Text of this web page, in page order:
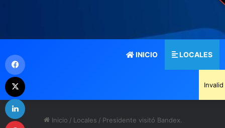
INICIO LOCALES
Inicio / Locales / Presidente visitó Bandex.
LinkedIn
Pinterest